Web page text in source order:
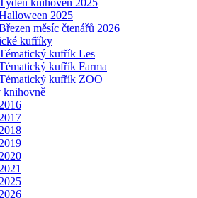
knihoven 2025
2025
měsíc čtenářů 2026
kufříky
kufřík Les
kufřík Farma
kufřík ZOO
knihovně
2016
2017
2018
2019
2020
2021
2025
2026